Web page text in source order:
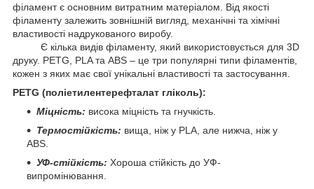
філамент є основним витратним матеріалом. Від якості
філаменту залежить зовнішній вигляд, механічні та хімічні
властивості надрукованого виробу.
Є кілька видів філаменту, який використовується для 3D
друку. PETG, PLA та ABS – це три популярні типи філаментів,
кожен з яких має свої унікальні властивості та застосування.
PETG (поліетилентерефталат гліколь):
Міцність: висока міцність та гнучкість.
Термостійкість: вища, ніж у PLA, але нижча, ніж у
ABS.
УФ-стійкість: Хороша стійкість до УФ-
випромінювання.